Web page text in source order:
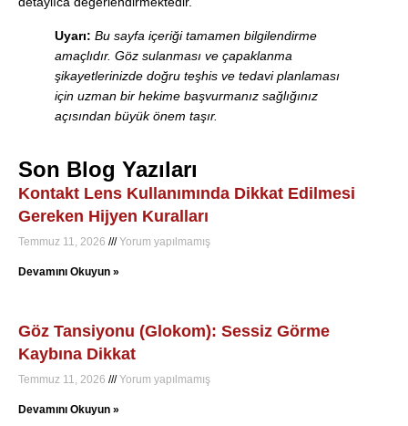
Uyarı: Bu sayfa içeriği tamamen bilgilendirme
amaçlıdır. Göz sulanması ve çapaklanma
şikayetlerinizde doğru teşhis ve tedavi planlaması
için uzman bir hekime başvurmanız sağlığınız
açısından büyük önem taşır.
Son Blog Yazıları
Kontakt Lens Kullanımında Dikkat Edilmesi
Gereken Hijyen Kuralları
Temmuz 11, 2026 Yorum yapılmamış
Devamını Okuyun »
Göz Tansiyonu (Glokom): Sessiz Görme
Kaybına Dikkat
Temmuz 11, 2026 Yorum yapılmamış
Devamını Okuyun »